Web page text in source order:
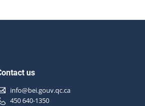
us
info@bei.gouv.qc.ca
450 640-1350